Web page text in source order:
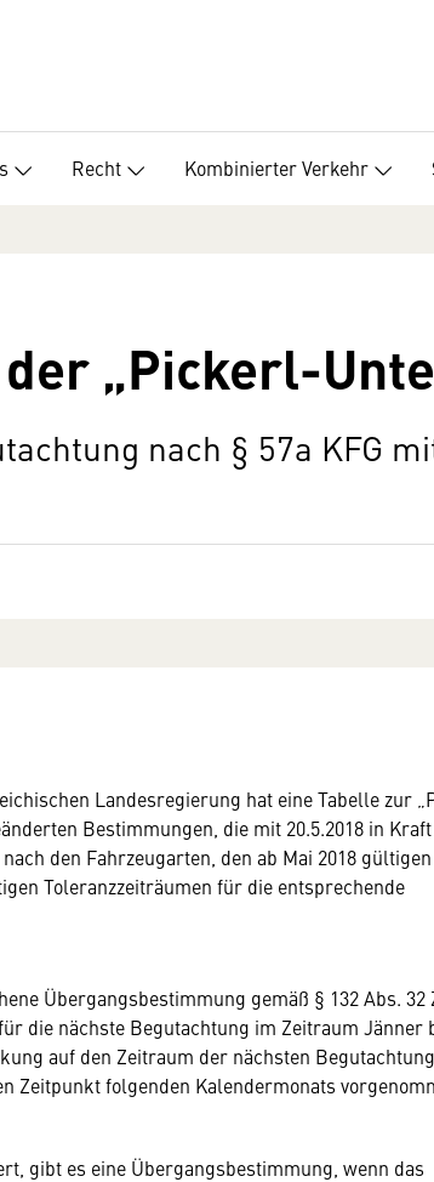
Recht Kombinierter Verkehr
„Pickerl-
nach § 57a KFG
Landesregierung hat eine Tabelle zur
Bestimmungen, die mit 20.5.2018 in
den Fahrzeugarten, den ab Mai 2018 gültigen
Toleranzzeiträumen für die entsprechende
Übergangsbestimmung gemäß § 132 Abs. 32
die nächste Begutachtung im Zeitraum Jänner
auf den Zeitraum der nächsten
Zeitpunkt folgenden Kalendermonats
gibt es eine Übergangsbestimmung, wenn das